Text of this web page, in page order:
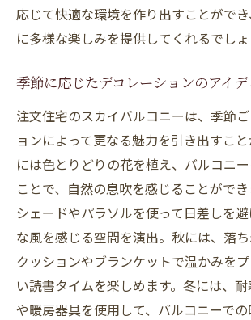
応じて快適な環境を作り出すことがで
に多様な楽しみを提供してくれるでしょ
季節に応じたデコレーションのアイデ
注文住宅のスカイバルコニーは、季節
ョンによって更なる魅力を引き出すこ
には色とりどりの花を植え、バルコニ
ことで、自然の息吹を感じることができ
シェードやパラソルを使って日差しを
な風を感じる空間を演出。秋には、落
クッションやブランケットで温かみを
い読書タイムを楽しめます。冬には、
や暖房器具を使用して、バルコニーでの